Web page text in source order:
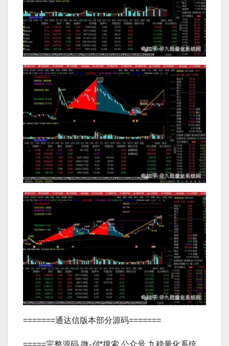
=======通达信版本部分源码=======
=====完整源码 微-信*搜索 公众号 九稳量化系统